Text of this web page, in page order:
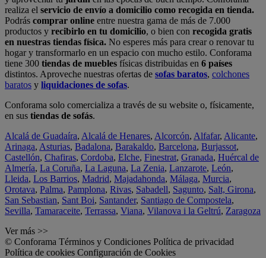
realiza el servicio de envío a domicilio como recogida en tienda.
Podrás comprar online entre nuestra gama de más de 7.000
productos y recibirlo en tu domicilio, o bien con recogida gratis
en nuestras tiendas física. No esperes más para crear o renovar tu
hogar y transformarlo en un espacio con mucho estilo. Conforama
tiene 300 tiendas de muebles físicas distribuidas en 6 países
distintos. Aproveche nuestras ofertas de sofas baratos, colchones
baratos y liquidaciones de sofas.
Conforama solo comercializa a través de su website o, físicamente,
en sus tiendas de sofás.
Alcalá de Guadaíra, Alcalá de Henares, Alcorcón, Alfafar, Alicante,
Arinaga, Asturias, Badalona, Barakaldo, Barcelona, Burjassot,
Castellón, Chafiras, Cordoba, Elche, Finestrat, Granada, Huércal de
Almería, La Coruña, La Laguna, La Zenia, Lanzarote, León,
Lleida, Los Barrios, Madrid, Majadahonda, Málaga, Murcia,
Orotava, Palma, Pamplona, Rivas, Sabadell, Sagunto, Salt, Girona,
San Sebastian, Sant Boi, Santander, Santiago de Compostela,
Sevilla, Tamaraceite, Terrassa, Viana, Vilanova i la Geltrú, Zaragoza
Ver más >>
© Conforama Términos y Condiciones Política de privacidad
Política de cookies Configuración de Cookies